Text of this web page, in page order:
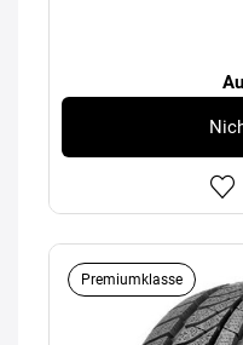
Premiumklasse